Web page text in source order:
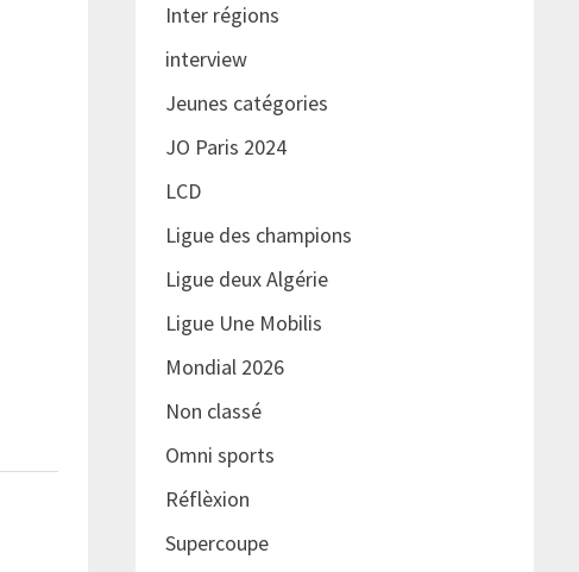
Inter régions
interview
Jeunes catégories
JO Paris 2024
LCD
Ligue des champions
Ligue deux Algérie
Ligue Une Mobilis
Mondial 2026
Non classé
Omni sports
Réflèxion
Supercoupe